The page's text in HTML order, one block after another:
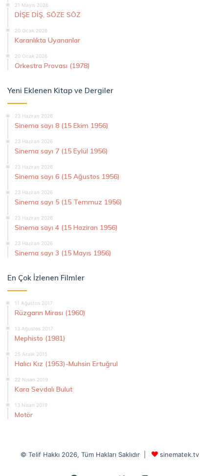
21 Mayıs 2026
DİŞE DİŞ, SÖZE SÖZ
20 Ocak 2026
Karanlıkta Uyananlar
20 Ocak 2026
Orkestra Provası (1978)
Yeni Eklenen Kitap ve Dergiler
23 Haziran 2026
Sinema sayı 8 (15 Ekim 1956)
23 Haziran 2026
Sinema sayı 7 (15 Eylül 1956)
23 Haziran 2026
Sinema sayı 6 (15 Ağustos 1956)
23 Haziran 2026
Sinema sayı 5 (15 Temmuz 1956)
23 Haziran 2026
Sinema sayı 4 (15 Haziran 1956)
23 Haziran 2026
Sinema sayı 3 (15 Mayıs 1956)
En Çok İzlenen Filmler
11 Ağustos 2017
Rüzgarın Mirası (1960)
13 Ağustos 2017
Mephisto (1981)
25 Aralık 2015
Halıcı Kız (1953)-Muhsin Ertuğrul
22 Nisan 2019
Kara Sevdalı Bulut
13 Nisan 2019
Motör
© Telif Hakkı 2026, Tüm Hakları Saklıdır | sinematek.tv